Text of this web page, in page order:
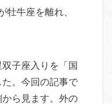
牡牛座を離れ、
子座入りを「国
。今回の記事で
ら見ます。外の